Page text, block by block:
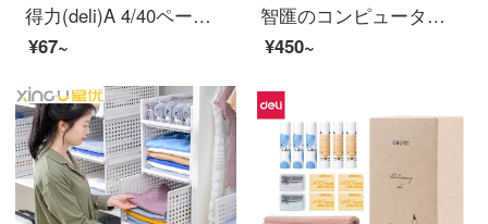
得力(deli)A 4/40ページ資料帳ファイル収納冊ルーズリーフ入り袋フォルダ事務用品5004
¥67~
智匯のコンピュータのディスプレイは高くなって支えますin創意insデスクトップのコンピュータのスクリーンパッドの高い台のノートの事務室のデスクトップの置物棚のデスクトップの収納箱の書籍のおもちゃの収納台の浅い胡桃C項の3引き出し
¥450~